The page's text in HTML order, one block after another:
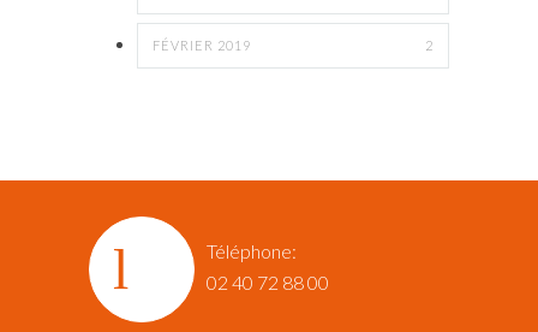
FÉVRIER 2019 2
Téléphone:
02 40 72 88 00